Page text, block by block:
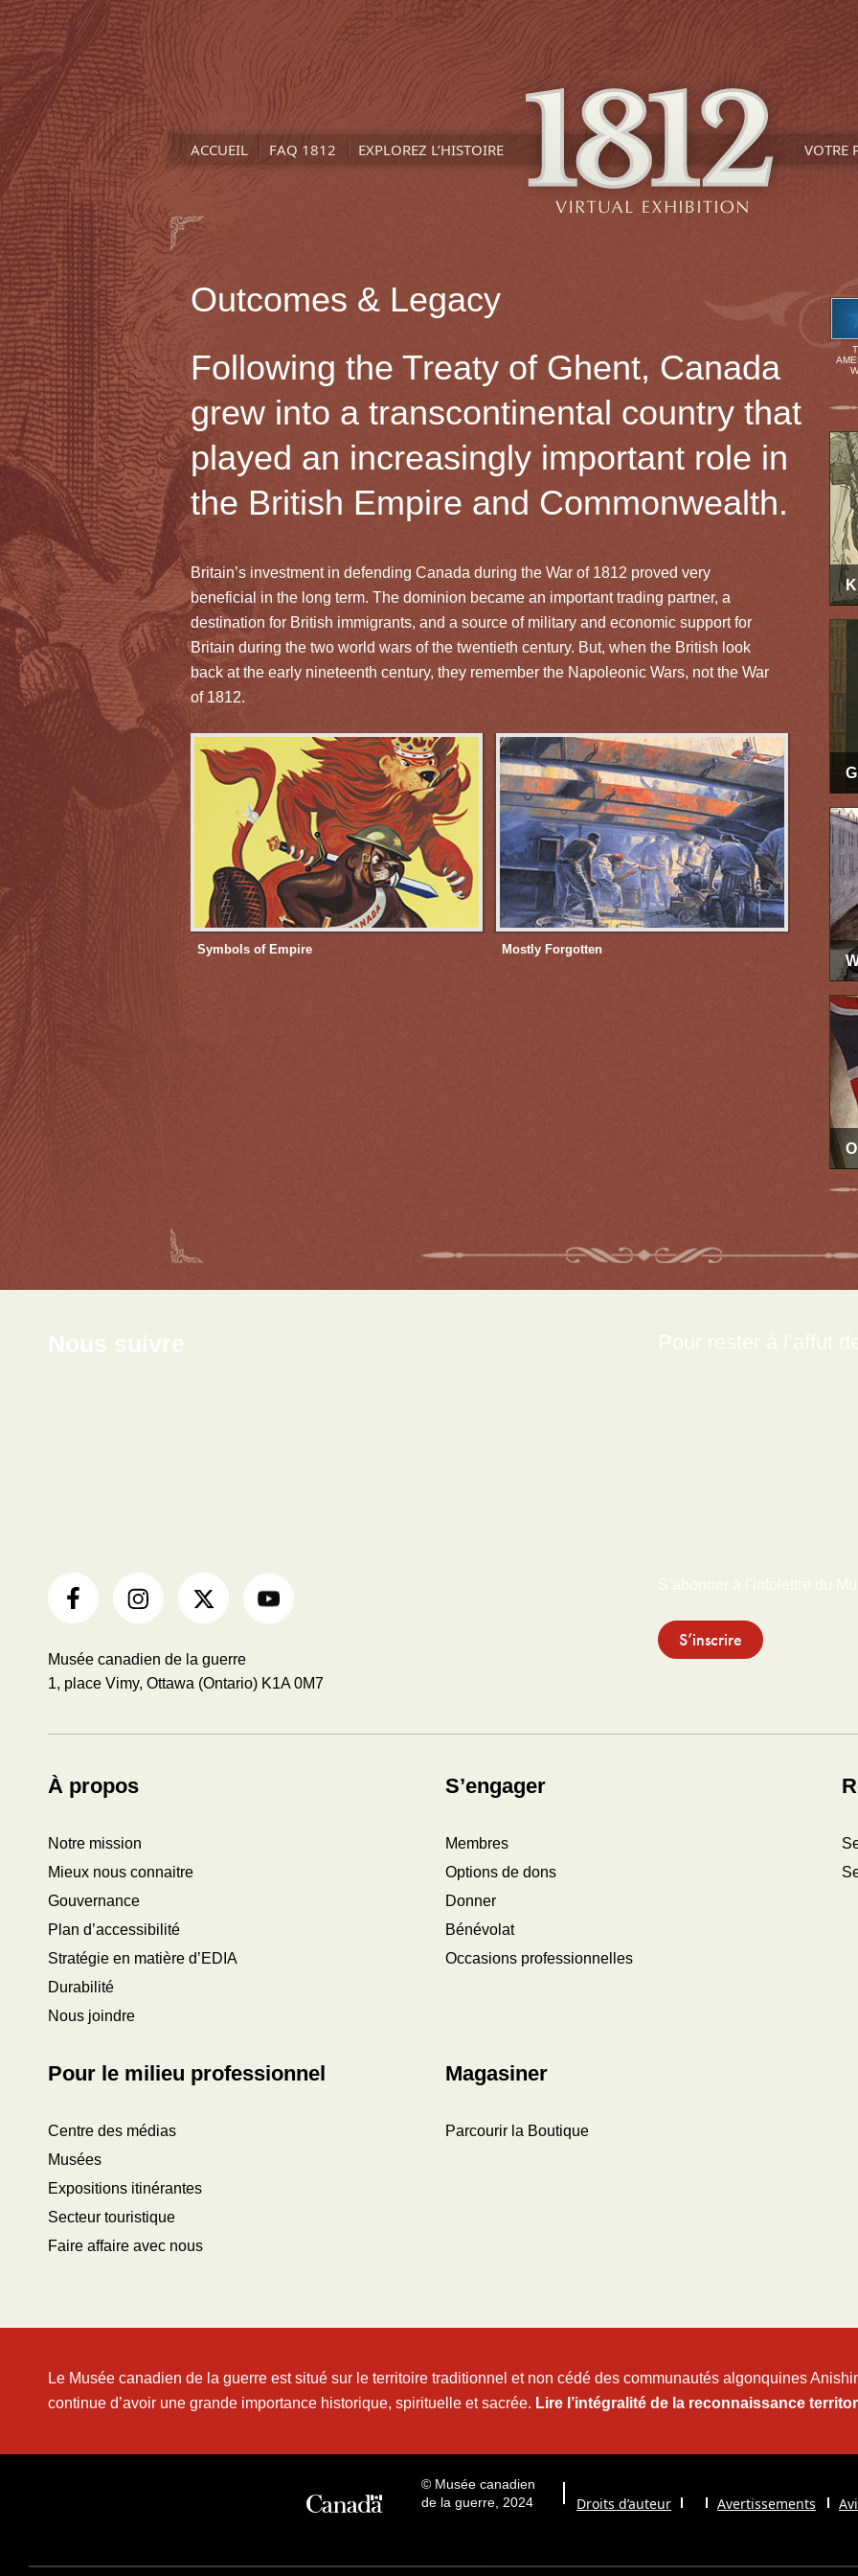
ACCUEIL FAQ 1812 EXPLOREZ L’HISTOIRE VOTRE
Outcomes & Legacy
Following the Treaty of Ghent, Canada
grew into a transcontinental country that
played an increasingly important role in
the British Empire and Commonwealth.
Britain’s investment in defending Canada during the War of 1812 proved very
beneficial in the long term. The dominion became an important trading partner, a
destination for British immigrants, and a source of military and economic support for
Britain during the two world wars of the twentieth century. But, when the British look
back at the early nineteenth century, they remember the Napoleonic Wars, not the War
of 1812.
Symbols of Empire Mostly Forgotten
Nous suivre
Musée canadien de la guerre
1, place Vimy, Ottawa (Ontario) K1A 0M7
Pour rester à l’affut
S’abonner à l’infolettre du
S’inscrire
À propos
Notre mission
Mieux nous connaitre
Gouvernance
Plan d’accessibilité
Stratégie en matière d’EDIA
Durabilité
Nous joindre
S’engager
Membres
Options de dons
Donner
Bénévolat
Occasions professionnelles
Pour le milieu professionnel
Centre des médias
Musées
Expositions itinérantes
Secteur touristique
Faire affaire avec nous
Magasiner
Parcourir la Boutique
Le Musée canadien de la guerre est situé sur le territoire traditionnel et non cédé des communautés algonquines
continue d’avoir une grande importance historique, spirituelle et sacrée. Lire l’intégralité de la reconnaissance
Droits d’auteur Avertissements
© Musée canadien
de la guerre, 2024